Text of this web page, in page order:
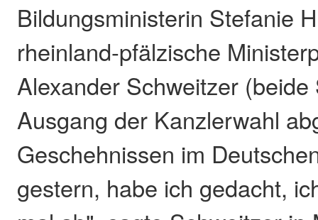
Bildungsministerin Stefanie
rheinland-pfälzische
Alexander Schweitzer (beide
Ausgang der Kanzlerwahl
Geschehnissen im
gestern, habe ich gedacht,